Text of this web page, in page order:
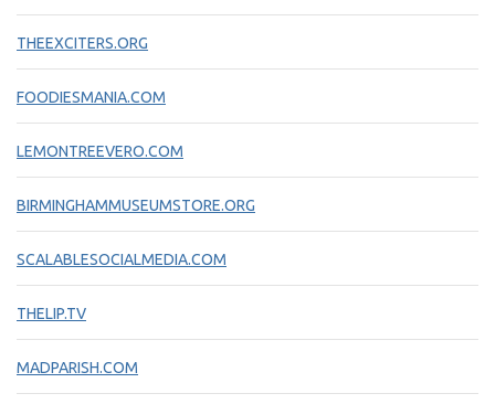
THEEXCITERS.ORG
FOODIESMANIA.COM
LEMONTREEVERO.COM
BIRMINGHAMMUSEUMSTORE.ORG
SCALABLESOCIALMEDIA.COM
THELIP.TV
MADPARISH.COM